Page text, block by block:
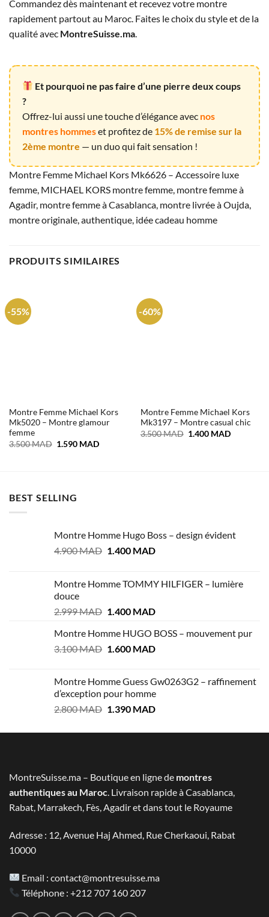
Commandez dès maintenant et recevez votre montre
rapidement partout au Maroc. Faites le choix du style et de la
qualité avec MontreSuisse.ma.
Et pourquoi ne pas faire d’une pierre deux coups
?
Offrez-lui aussi une touche d’élégance avec nos
montres hommeset profitez de 15% de remise sur la
2ème montre — un duo qui fait sensation !
Montre Femme Michael Kors Mk6626 – Accessoire luxe
femme, MICHAEL KORS montre femme, montre femme à
Agadir, montre femme à Casablanca, montre livrée à Oujda,
montre originale, authentique, idée cadeau homme
PRODUITS SIMILAIRES
-55%
Montre Femme Michael Kors
Mk5020 – Montre glamour
femme
3.500MAD Le
1.590 MADLe
-60%
Montre Femme Michael Kors
Mk3197 – Montre casual chic
3.500MAD Le
1.400 MADLe
BEST SELLING
Montre Homme Hugo Boss – design évident
4.900MAD Le
était :
1.400 MADLe
est :
Montre Homme TOMMY HILFIGER – lumière
douce
2.999MAD Le
initial
était :
1.400 MADLe
actuel
est :
Montre Homme HUGO BOSS – mouvement pur
3.100MAD Le
était :
3.100 MAD.
1.600 MADLe
est :
1.600 MAD.
Montre Homme Guess Gw0263G2 – raffinement
d’exception pour homme
2.800MAD Le
initial
1.390 MADLe
actuel
MontreSuisse.ma – Boutique en ligne de montres
authentiques au Maroc. Livraison rapide à Casablanca,
Rabat, Marrakech, Fès, Agadir et dans tout le Royaume
Adresse : 12, Avenue Haj Ahmed, Rue Cherkaoui, Rabat
10000
Email :contact@montresuisse.ma
Téléphone :+212 707 160 207